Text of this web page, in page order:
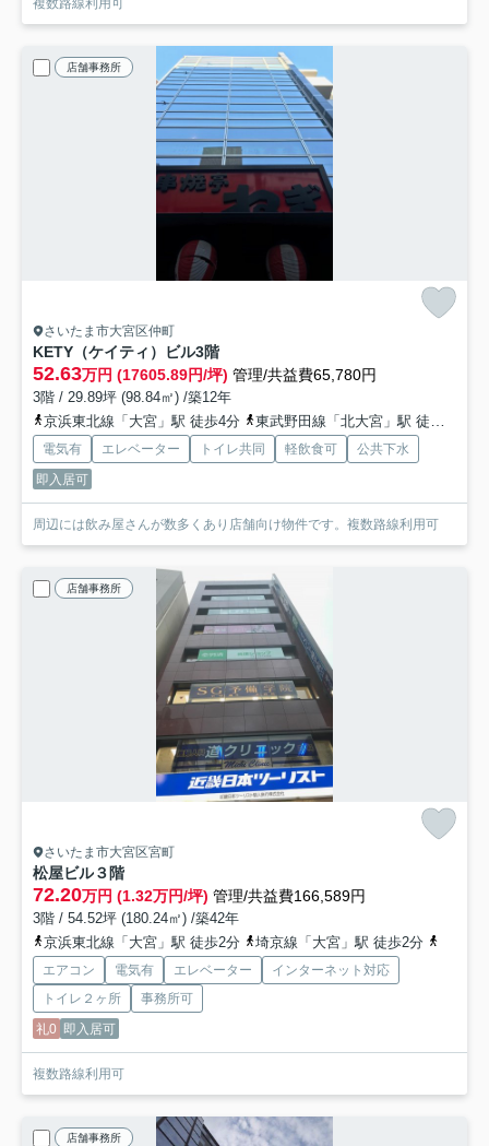
複数路線利用可
店舗事務所
さいたま市大宮区仲町
KETY（ケイティ）ビル3階
52.63万円 (17605.89円/坪) 管理/共益費65,780円
3階 / 29.89坪 (98.84㎡) /築12年
京浜東北線「大宮」駅 徒歩4分
東武野田線「北大宮」駅 徒歩15分
電気有 エレベーター トイレ共同 軽飲食可
公共下水
即入居可
周辺には飲み屋さんが数多くあり店舗向け物件です。複数路線利用可
店舗事務所
さいたま市大宮区宮町
松屋ビル３階
72.20万円 (1.32万円/坪) 管理/共益費166,589円
3階 / 54.52坪 (180.24㎡) /築42年
京浜東北線「大宮」駅 徒歩2分
埼京線「大宮」駅 徒歩2分
エアコン 電気有 エレベーター
インターネット対応
トイレ２ヶ所
事務所可
礼0 即入居可
複数路線利用可
店舗事務所